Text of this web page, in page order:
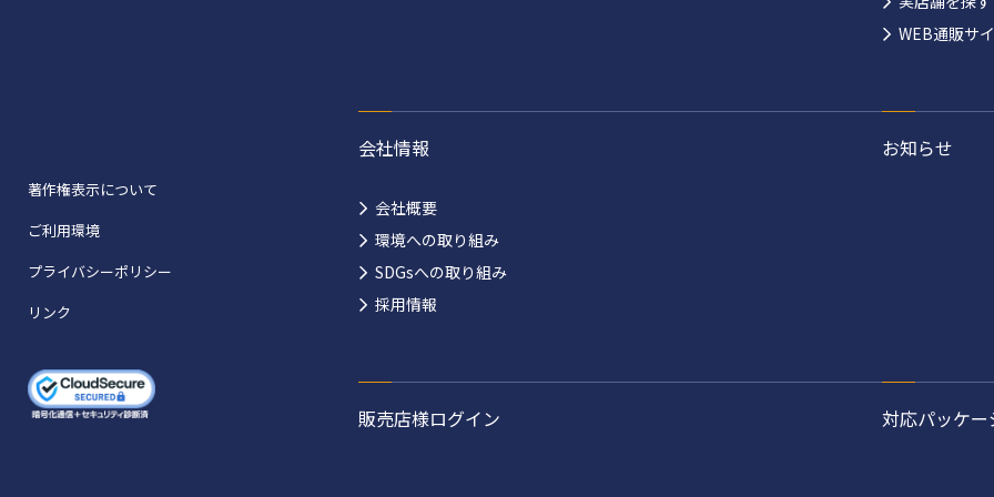
著作権表示について
ご利用環境
プライバシーポリシー
リンク
WEB通販サ
会社情報
会社概要
環境への取り組み
SDGsへの取り組み
採用情報
お知らせ
販売店様ログイン 対応パッケー